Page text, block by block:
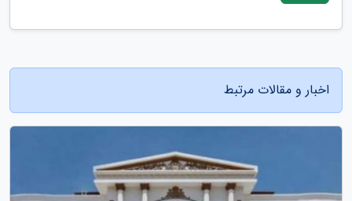
اخبار و مقالات مرتبط